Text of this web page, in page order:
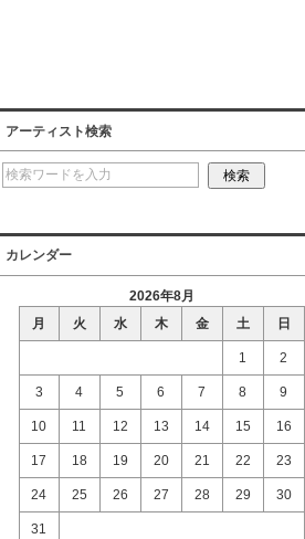
アーティスト検索
カレンダー
2026年8月
月
火 水 木 金 土 日
1 2
3 4 5 6 7 8 9
10 11 12 13 14 15 16
17 18 19 20 21 22 23
24 25 26 27 28 29 30
31